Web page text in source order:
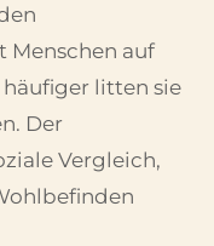
Menschen auf
litten sie
Der
Vergleich,